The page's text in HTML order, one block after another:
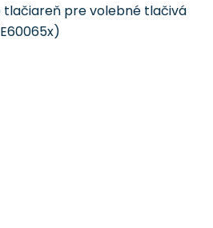
pre volebné tlačivá